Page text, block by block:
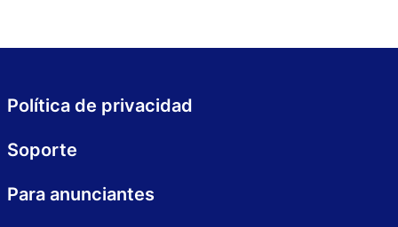
Política de privacidad
Soporte
Para anunciantes